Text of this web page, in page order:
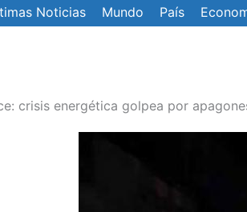
Noticias Mundo País
crisis energética golpea por